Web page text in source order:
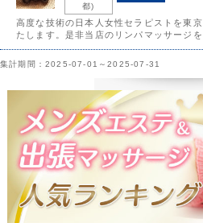
都)
高度な技術の日本人女性セラピストを東
たします。是非当店のリンパマッサージを
集計期間：2025-07-01～2025-07-31